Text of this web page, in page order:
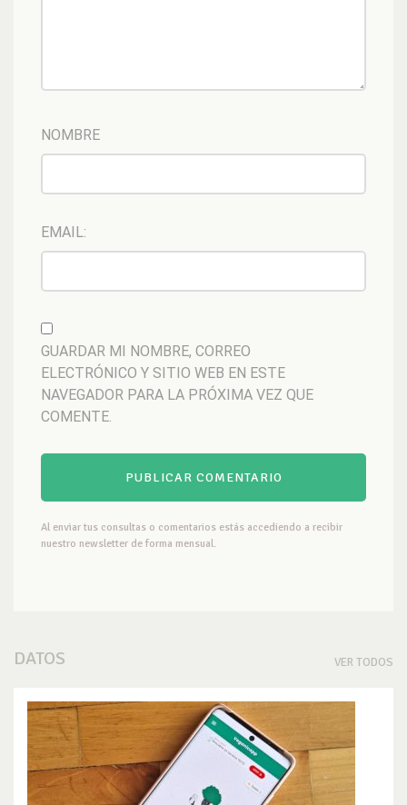
NOMBRE
EMAIL:
GUARDAR MI NOMBRE, CORREO
ELECTRÓNICO Y SITIO WEB EN ESTE
NAVEGADOR PARA LA PRÓXIMA VEZ QUE
COMENTE.
Al enviar tus consultas o comentarios estás accediendo a recibir
nuestro newsletter de forma mensual.
DATOS VER TODOS